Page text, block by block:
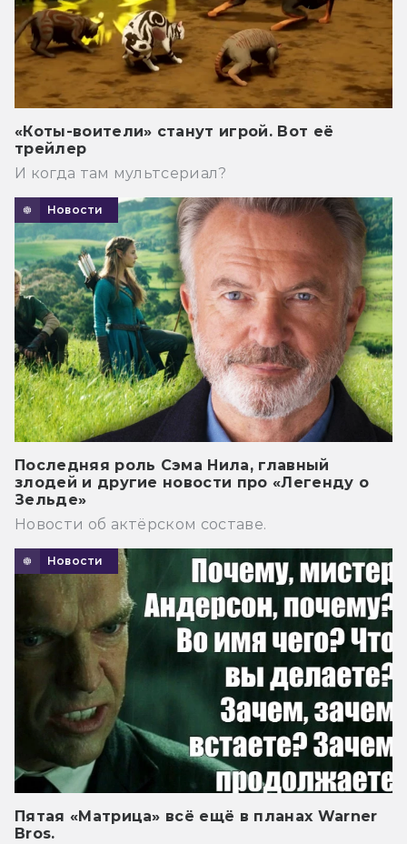
«Коты-воители» станут игрой. Вот её
трейлер
И когда там мультсериал?
Новости
Последняя роль Сэма Нила, главный
злодей и другие новости про «Легенду о
Зельде»
Новости об актёрском составе.
Новости
Пятая «Матрица» всё ещё в планах Warner
Bros.